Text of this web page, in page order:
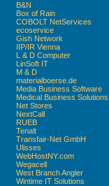
B&N
Box of Rain
COBOLT NetServices
ecoservice
Gish Network
IIP/IR Vienna
L & D Computer
LinSoft IT
M & D
materialboerse.de
Media Business Software
Medical Business Solutions
Net Stores
NextCall
RUEB
Tenalt
Transfair-Net GmbH
Ulisses
WebHostNY.com
Wegacell
West Branch Angler
Wintime IT Solutions